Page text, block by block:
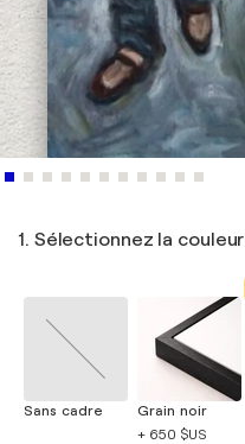
1. Sélectionnez la couleur
Sans cadre
Grain noir
+ 650 $US